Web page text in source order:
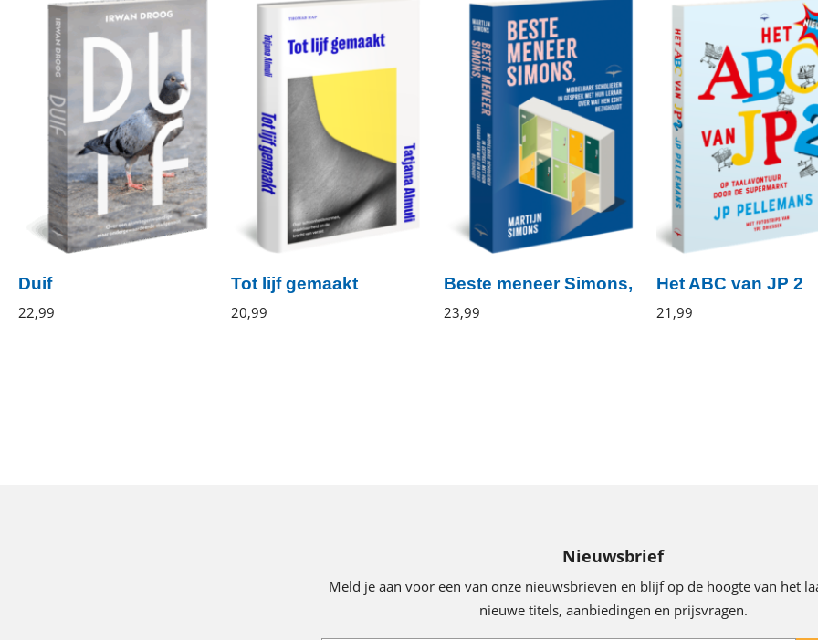
Duif
Irwan
22,99
Tot lijf gemaakt
Tatjana
20,99
Beste meneer Simons,
Martijn
23,99
Het ABC van JP 2
JP
21 ,99
Nieuwsbrief
Meld je aan voor een van onze nieuwsbrieven en blijf op de hoogte van het
nieuwe titels, aanbiedingen en prijsvragen.